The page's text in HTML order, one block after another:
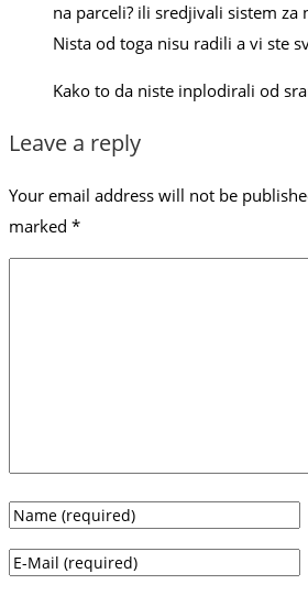
na parceli? ili sredjivali sistem za
Nista od toga nisu radili a vi ste
Kako to da niste inplodirali od
Leave a reply
Your email address will not be
marked *